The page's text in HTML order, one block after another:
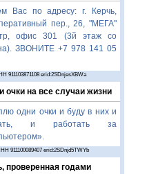
Вас по адресу: г. Керчь,
пер., 26, "МЕГА"
офис 301 (3й этаж со
ЗВОНИТЕ +7 978 141 05
erid:2SDnjesXBWa
на все случаи жизни
одни очки и буду в них и
и работать за
911100089407 erid:2SDnjd5TWYb
проверенная годами